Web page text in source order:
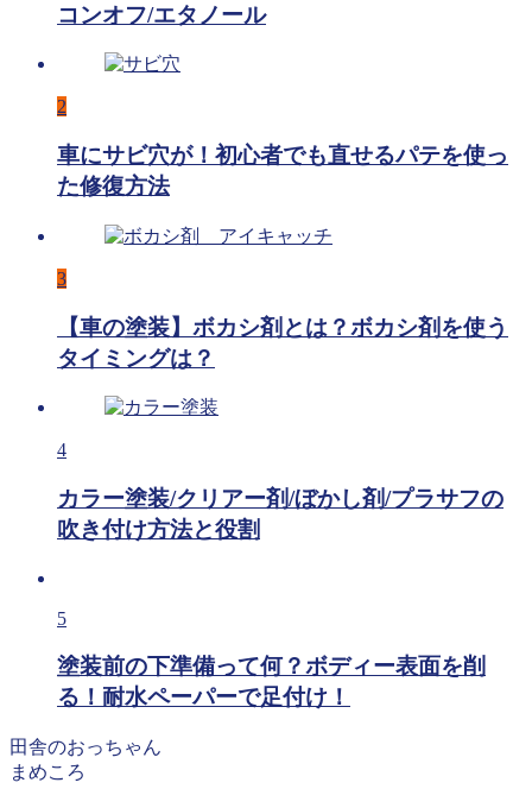
コンオフ/エタノール
2
車にサビ穴が！初心者でも直せるパテを使っ
た修復方法
3
【車の塗装】ボカシ剤とは？ボカシ剤を使う
タイミングは？
4
カラー塗装/クリアー剤/ぼかし剤/プラサフの
吹き付け方法と役割
5
塗装前の下準備って何？ボディー表面を削
る！耐水ペーパーで足付け！
田舎のおっちゃん
まめころ